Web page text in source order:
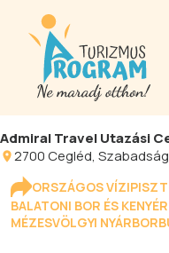
Admiral Travel Utazási
2700Cegléd,
ORSZÁGOS
BALATONI BOR ÉS
MÉZESVÖLGYI NYÁR